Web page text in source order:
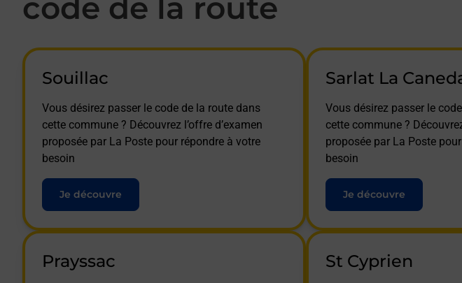
Souillac
Vous désirez passer le code de la route dans
cette commune ? Découvrez l’offre d’examen
proposée par La Poste pour répondre à votre
besoin
Je découvre
Sarlat La
Vous désirez passer le
cette commune ?
proposée par La Poste
besoin
Je découvre
Prayssac St Cyprien